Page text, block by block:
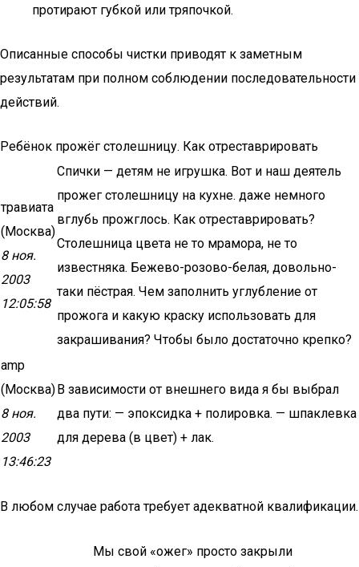
протирают губкой или тряпочкой.
Описанные способы чистки приводят к заметным
результатам при полном соблюдении последовательности
действий.
Ребёнок прожёг столешницу. Как отреставрировать
травиата
(Москва)
8 ноя.
2003
12:05:58
Спички — детям не игрушка. Вот и наш деятель
прожег столешницу на кухне. даже немного
вглубь прожглось. Как отреставрировать?
Столешница цвета не то мрамора, не то
известняка. Бежево-розово-белая, довольно-
таки пёстрая. Чем заполнить углубление от
прожога и какую краску использовать для
закрашивания? Чтобы было достаточно крепко?
amp
(Москва)
8 ноя.
2003
13:46:23
В зависимости от внешнего вида я бы выбрал
два пути: — эпоксидка + полировка. — шпаклевка
для дерева (в цвет) + лак.
В любом случае работа требует адекватной квалификации.
Мы свой «ожег» просто закрыли